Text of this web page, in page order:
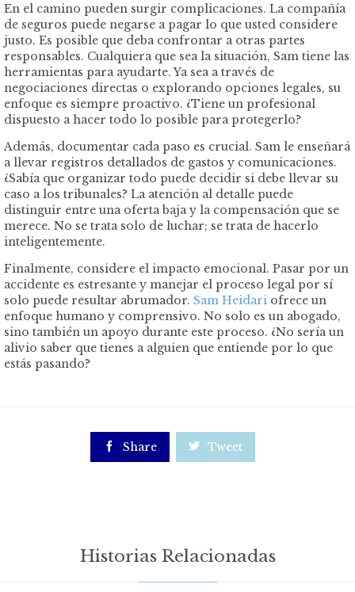
En el camino pueden surgir complicaciones. La compañía
de seguros puede negarse a pagar lo que usted considere
justo. Es posible que deba confrontar a otras partes
responsables. Cualquiera que sea la situación, Sam tiene las
herramientas para ayudarte. Ya sea a través de
negociaciones directas o explorando opciones legales, su
enfoque es siempre proactivo. ¿Tiene un profesional
dispuesto a hacer todo lo posible para protegerlo?
Además, documentar cada paso es crucial. Sam le enseñará
a llevar registros detallados de gastos y comunicaciones.
¿Sabía que organizar todo puede decidir si debe llevar su
caso a los tribunales? La atención al detalle puede
distinguir entre una oferta baja y la compensación que se
merece. No se trata solo de luchar; se trata de hacerlo
inteligentemente.
Finalmente, considere el impacto emocional. Pasar por un
accidente es estresante y manejar el proceso legal por sí
solo puede resultar abrumador. Sam Heidari ofrece un
enfoque humano y comprensivo. No solo es un abogado,
sino también un apoyo durante este proceso. ¿No sería un
alivio saber que tienes a alguien que entiende por lo que
estás pasando?
 Share  Tweet
Historias Relacionadas